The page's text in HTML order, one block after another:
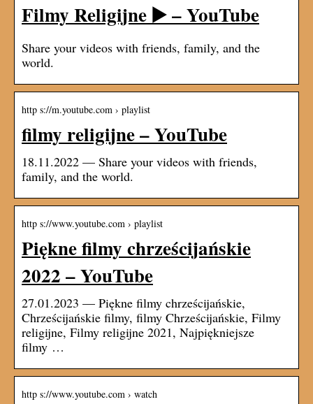
Filmy Religijne ▶️ – YouTube
Share your videos with friends, family, and the
world.
http s://m.youtube.com › playlist
filmy religijne – YouTube
18.11.2022 — Share your videos with friends,
family, and the world.
http s://www.youtube.com › playlist
Piękne filmy chrześcijańskie
2022 – YouTube
27.01.2023 — Piękne filmy chrześcijańskie,
Chrześcijańskie filmy, filmy Chrześcijańskie, Filmy
religijne, Filmy religijne 2021, Najpiękniejsze
filmy …
http s://www.youtube.com › watch